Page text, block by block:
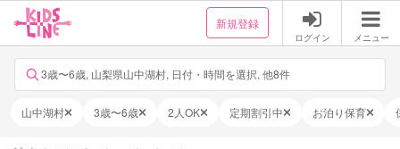
新規登録
ログイン メニュー
3歳〜6歳, 山梨県山中湖村, 日付・時間を選択, 他8件
山中湖村 3歳〜6歳 2人OK 定期割引中 お泊り保育